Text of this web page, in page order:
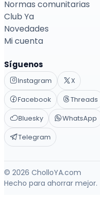
Normas comunitarias
Club Ya
Novedades
Mi cuenta
Síguenos
Instagram
X
Facebook
Threads
Bluesky
WhatsApp
Telegram
© 2026 CholloYA.com
Hecho para ahorrar mejor.